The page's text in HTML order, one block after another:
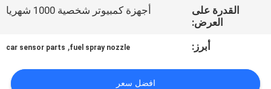
اقتباس
القدرة على
العرض:
أجهزة كمبيوتر شخصية 1000 شهريا
أبرز: fuel spray nozzle
,
car sensor parts
افضل سعر